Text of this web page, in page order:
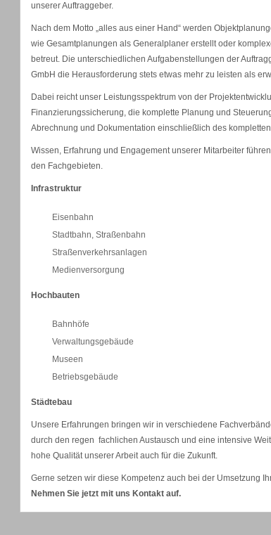
unserer Auftraggeber.
Nach dem Motto „alles aus einer Hand“ werden
wie Gesamtplanungen als Generalplaner erstellt oder
betreut. Die unterschiedlichen Aufgabenstellungen der
GmbH die Herausforderung stets etwas mehr zu leisten als
Dabei reicht unser Leistungsspektrum von der
Finanzierungssicherung, die komplette Planung und
Abrechnung und Dokumentation einschließlich des
Wissen, Erfahrung und Engagement unserer Mitarbeiter
den Fachgebieten.
Infrastruktur
Eisenbahn
Stadtbahn, Straßenbahn
Straßenverkehrsanlagen
Medienversorgung
Hochbauten
Bahnhöfe
Verwaltungsgebäude
Museen
Betriebsgebäude
Städtebau
Unsere Erfahrungen bringen wir in verschiedene
durch den regen fachlichen Austausch und eine intensive
hohe Qualität unserer Arbeit auch für die Zukunft.
Gerne setzen wir diese Kompetenz auch bei der Umsetzung
Nehmen Sie jetzt mit uns Kontakt auf.